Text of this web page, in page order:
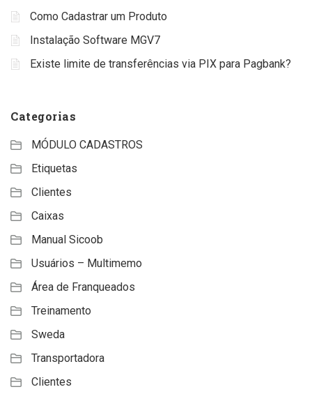
Como Cadastrar um Produto
Instalação Software MGV7
Existe limite de transferências via PIX para Pagbank?
Categorias
MÓDULO CADASTROS
Etiquetas
Clientes
Caixas
Manual Sicoob
Usuários – Multimemo
Área de Franqueados
Treinamento
Sweda
Transportadora
Clientes